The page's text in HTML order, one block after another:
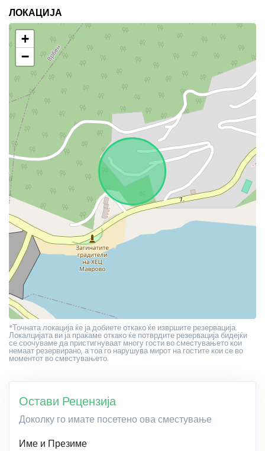
ЛОКАЦИЈА
+
−
*Точната локација ќе ја добиете откако ќе извршите резервација.
Локалцијата ви ја праќаме откако ќе потврдите резервација бидејќи
се соочуваме да пристигнуваат многу гости во сместувањето кои
немаат резервирано, а тоа го нарушува мирот на гостите кои се во
моментот во сместувањето.
Остави Рецензија
Доколку го имате посетено ова сместување
Име и Презиме